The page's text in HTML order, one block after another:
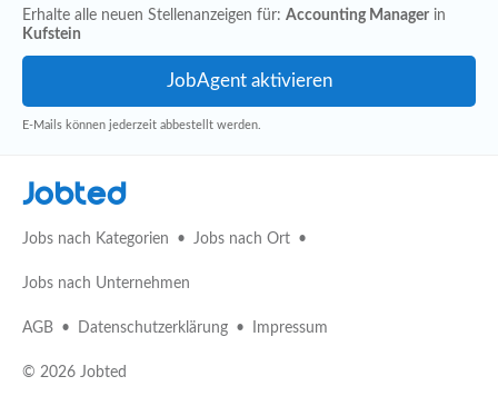
Erhalte alle neuen Stellenanzeigen für: Accounting Manager in
Kufstein
E-Mails können jederzeit abbestellt werden.
Jobted
Jobs nach Kategorien Jobs nach Ort
Jobs nach Unternehmen
AGB Datenschutzerklärung Impressum
© 2026 Jobted